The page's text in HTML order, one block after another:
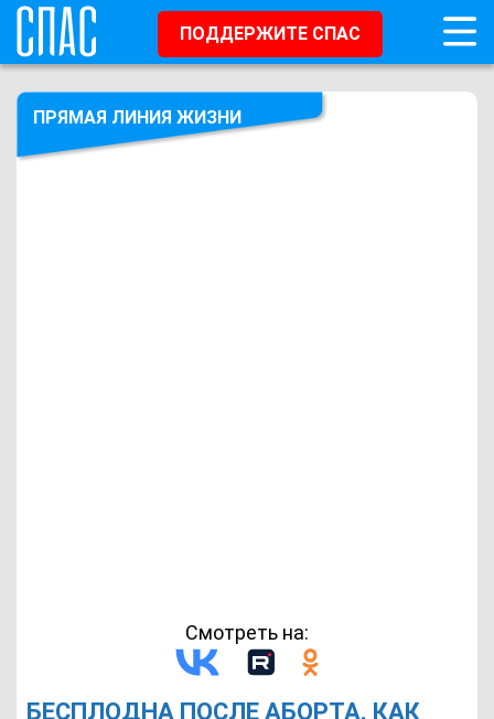
ПОДДЕРЖИТЕ СПАС
ПРЯМАЯ ЛИНИЯ ЖИЗНИ
Смотреть на:
БЕСПЛОДНА ПОСЛЕ АБОРТА. КАК